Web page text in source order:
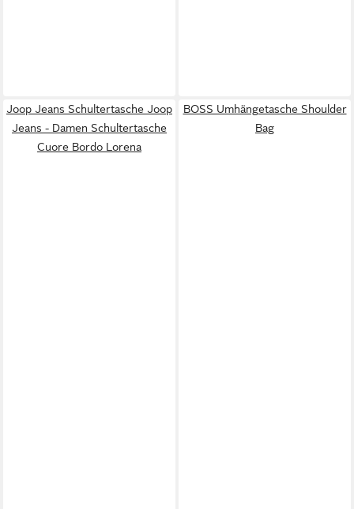
Joop Jeans Schultertasche Joop
Jeans - Damen Schultertasche
Cuore Bordo Lorena
BOSS Umhängetasche Shoulder
Bag